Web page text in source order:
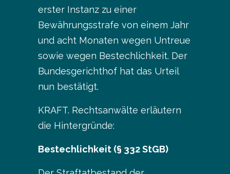
erster Instanz zu einer
Bewährungsstrafe von einem Jahr
und acht Monaten wegen Untreue
sowie wegen Bestechlichkeit. Der
Bundesgerichthof hat das Urteil
nun bestätigt.
KRAFT. Rechtsanwälte erläutern
die Hintergründe:
Bestechlichkeit (§ 332 StGB)